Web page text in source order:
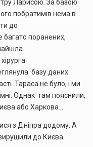
Ларисою. За базою
побратимів нема в
до
багато поранених,
базу даних
Тараса не було, і ми
Однак там пояснили,
або Харкова…
з Дніпра додому. А
до Києва.